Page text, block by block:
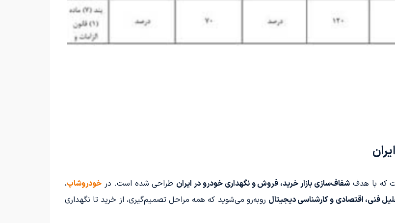
که با هدف شفاف‌سازی بازار خرید، فروش و نگهداری خودرو در ایران طراحی شده است. در خودروشاپ،
فنی، اقتصادی و کارشناسی دیجیتال روبه‌رو می‌شوید که همه مراحل تصمیم‌گیری، از خرید تا نگهداری